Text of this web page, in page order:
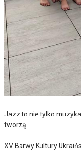
Jazz to nie tylko
tworzą
XV Barwy Kultury